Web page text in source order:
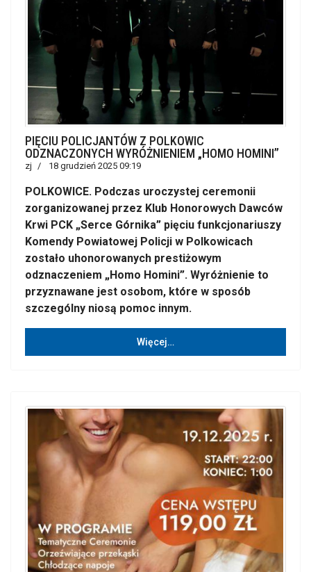
PIĘCIU POLICJANTÓW Z POLKOWIC
ODZNACZONYCH WYRÓŻNIENIEM „HOMO HOMINI”
zj 18 grudzień 2025 09:19
POLKOWICE. Podczas uroczystej ceremonii
zorganizowanej przez Klub Honorowych Dawców
Krwi PCK „Serce Górnika” pięciu funkcjonariuszy
Komendy Powiatowej Policji w Polkowicach
zostało uhonorowanych prestiżowym
odznaczeniem „Homo Homini”. Wyróżnienie to
przyznawane jest osobom, które w sposób
szczególny niosą pomoc innym.
Więcej…